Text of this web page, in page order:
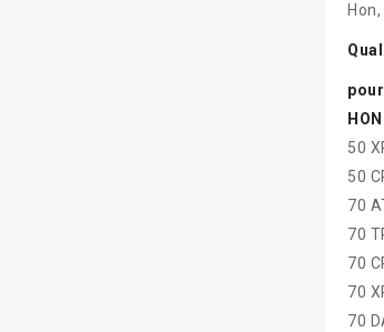
50
50
70
70
70
70
70